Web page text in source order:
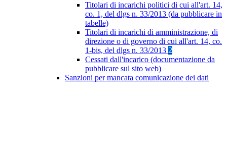
Titolari di incarichi politici di cui all'art. 14,
co. 1, del dlgs n. 33/2013 (da pubblicare in
tabelle)
Titolari di incarichi di amministrazione, di
direzione o di governo di cui all'art. 14, co.
1-bis, del dlgs n. 33/2013 2
Cessati dall'incarico (documentazione da
pubblicare sul sito web)
Sanzioni per mancata comunicazione dei dati